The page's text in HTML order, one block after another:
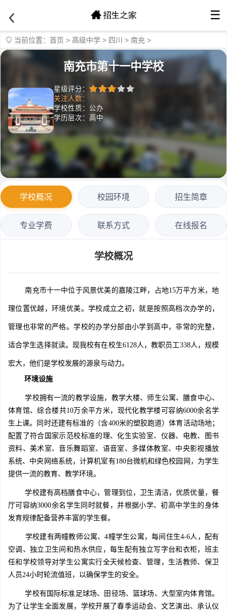
☰
当前位置： 首页 > 高级中学 > 四川 > 南充 >
南充市第十一中学校
星级评分：
关注人数：
学校性质：公办
学历层次：高中
学校概况 校园环境 招生简章
专业学费 联系方式 在线报名
学校概况
南充市十一中位于风景优美的嘉陵江畔，占地15万平方米，地
理位置优越，环境优美。学校成立之初，就是按照高档次办学的，
管理也非常的严格。学校的办学分部由小学到高中，非常的完整，
适合学生选择就读。现我校有在校生6128人，教职员工338人，规模
宏大，他们是学校发展的源泉与动力。
环境设施
学校拥有一流的教学设施，教学大楼、师生公寓、膳食中心、
体育馆、综合楼共10万余平方米，现代化教学楼可容纳6000余名学
生上课。同时还建有标准的（含400米的塑胶跑道）体育活动场地；
配置了符合国家示范校标准的理、化生实验室、仪器、电教、图书
资料、美术室、音乐舞蹈室、语音室、多媒体教室、中央影视播放
系统、中央网络系统，计算机室有180台微机和绿色校园网，为学生
提供一流的教育、教学环境。
学校建有高档膳食中心，管理到位，卫生清洁，优质优量，餐
厅可容纳3000余名学生同时就餐，并根据小学、初高中学生的身体
发育规律配备营养丰富的学生餐。
学校建有两幢教师公寓、4幢学生公寓，每间住生4-6人，配有
空调、独立卫生间和热水供应，每生配有独立写字台和衣柜，班主
任和学校领导对学生公寓实行全天候检查、管理，生活教师、保卫
人员24小时轮流值班，以确保学生的安全。
学校有国际标准足球场、田径场、篮球场、大型室内体育馆。
为了让学生全面发展，学校开展了春季运动会、文艺演出、承认仪